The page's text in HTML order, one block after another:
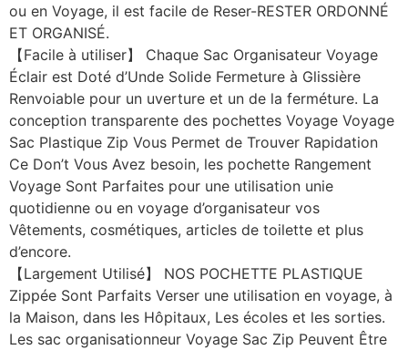
ou en Voyage, il est facile de Reser-RESTER ORDONNÉ
ET ORGANISÉ.
【Facile à utiliser】 Chaque Sac Organisateur Voyage
Éclair est Doté d’Unde Solide Fermeture à Glissière
Renvoiable pour un uverture et un de la ferméture. La
conception transparente des pochettes Voyage Voyage
Sac Plastique Zip Vous Permet de Trouver Rapidation
Ce Don’t Vous Avez besoin, les pochette Rangement
Voyage Sont Parfaites pour une utilisation unie
quotidienne ou en voyage d’organisateur vos
Vêtements, cosmétiques, articles de toilette et plus
d’encore.
【Largement Utilisé】 NOS POCHETTE PLASTIQUE
Zippée Sont Parfaits Verser une utilisation en voyage, à
la Maison, dans les Hôpitaux, Les écoles et les sorties.
Les sac organisationneur Voyage Sac Zip Peuvent Être